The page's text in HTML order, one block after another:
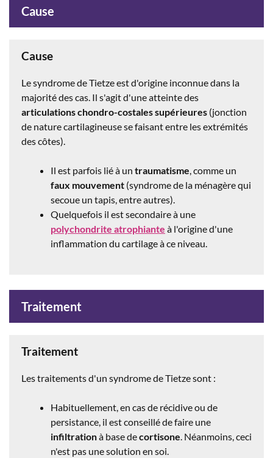
Cause
Cause
Le syndrome de Tietze est d'origine inconnue dans la
majorité des cas. Il s'agit d'une atteinte des
articulations chondro-costales supérieures (jonction
de nature cartilagineuse se faisant entre les extrémités
des côtes).
Il est parfois lié à un traumatisme, comme un
faux mouvement (syndrome de la ménagère qui
secoue un tapis, entre autres).
Quelquefois il est secondaire à une
polychondrite atrophiante à l'origine d'une
inflammation du cartilage à ce niveau.
Traitement
Traitement
Les traitements d'un syndrome de Tietze sont :
Habituellement, en cas de récidive ou de
persistance, il est conseillé de faire une
infiltrationà base decortisone. Néanmoins, ceci
n'est pas une solution en soi.